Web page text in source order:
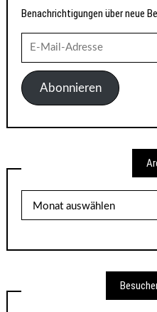
Benachrichtigungen über neue
Mail-
AdresseAbonnieren